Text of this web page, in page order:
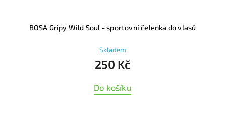
BOSA Gripy Wild Soul - sportovní čelenka do vlasů
Skladem
250 Kč
Do košíku